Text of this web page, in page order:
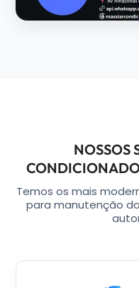
NOSSOS
Temos os mais
para manutenção